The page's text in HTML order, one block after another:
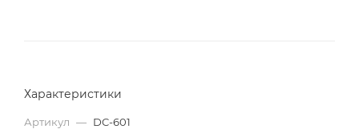
Характеристики
Артикул — DC-601